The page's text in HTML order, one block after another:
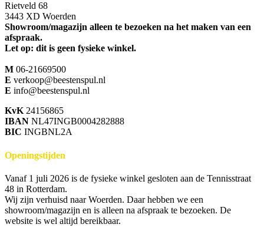
Rietveld 68
3443 XD Woerden
Showroom/magazijn alleen te bezoeken na het maken van een
afspraak.
Let op: dit is geen fysieke winkel.
M 06-21669500
E verkoop@beestenspul.nl
E info@beestenspul.nl
KvK24156865
IBAN NL47INGB0004282888
BIC INGBNL2A
Openingstijden
Vanaf 1 juli 2026 is de fysieke winkel gesloten aan de Tennisstraat
48 in Rotterdam.
Wij zijn verhuisd naar Woerden. Daar hebben we een
showroom/magazijn en is alleen na afspraak te bezoeken. De
website is wel altijd bereikbaar.